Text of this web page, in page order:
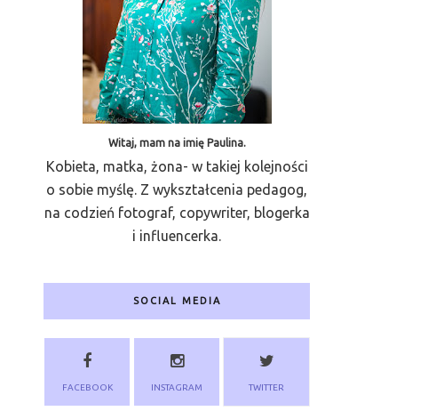
Witaj, mam na imię Paulina.
Kobieta, matka, żona- w takiej kolejności
o sobie myślę. Z wykształcenia pedagog,
na codzień fotograf, copywriter, blogerka
i influencerka.
SOCIAL MEDIA
FACEBOOK INSTAGRAM TWITTER